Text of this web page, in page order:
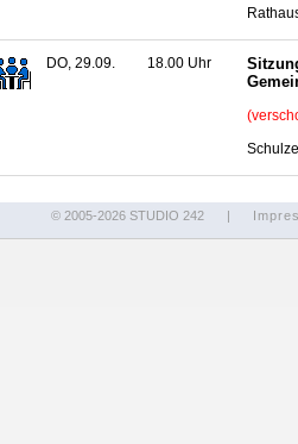
DO, 29.09. 18.00 Uhr
© 2005-2026 STUDIO 242 |